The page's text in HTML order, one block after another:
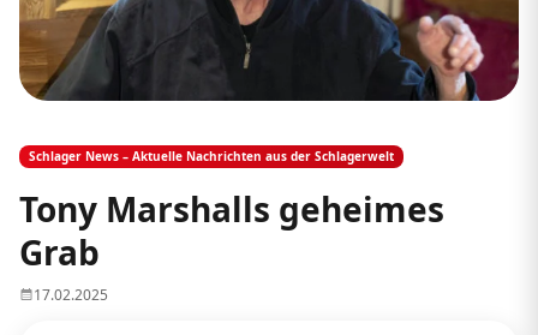
Schlager News – Aktuelle Nachrichten aus der Schlagerwelt
Tony Marshalls geheimes
Grab
17.02.2025